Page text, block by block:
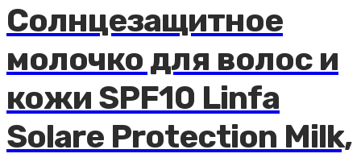
Солнцезащитное
молочко для волос и
кожи SPF10 Linfa
Solare Protection Milk,